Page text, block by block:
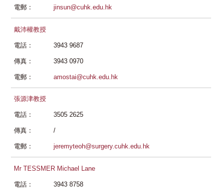
電郵： jinsun@cuhk.edu.hk
戴沛權教授
電話： 3943 9687
傳真： 3943 0970
電郵： amostai@cuhk.edu.hk
張源津教授
電話： 3505 2625
傳真： /
電郵： jeremyteoh@surgery.cuhk.edu.hk
Mr TESSMER Michael Lane
電話： 3943 8758